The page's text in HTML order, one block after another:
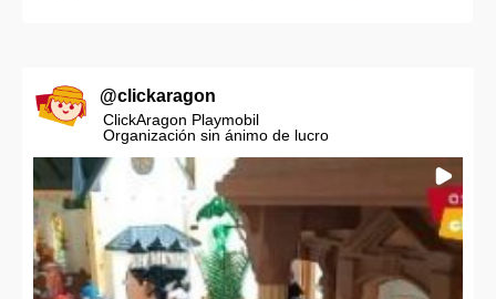
@clickaragon
ClickAragon Playmobil
Organización sin ánimo de lucro